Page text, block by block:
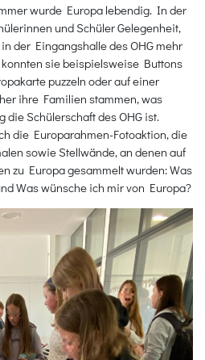
wurde Europa lebendig. In der
und Schüler Gelegenheit,
der Eingangshalle des OHG mehr
sie beispielsweise Buttons
puzzeln oder auf einer
ihre Familien stammen, was
Schülerschaft des OHG ist.
die Europarahmen-Fotoaktion, die
sowie Stellwände, an denen auf
zu Europa gesammelt wurden: Was
Was wünsche ich mir von Europa?